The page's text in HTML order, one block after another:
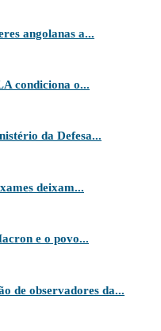
angolanas a...
condiciona o...
da Defesa...
deixam...
e o povo...
de observadores da...